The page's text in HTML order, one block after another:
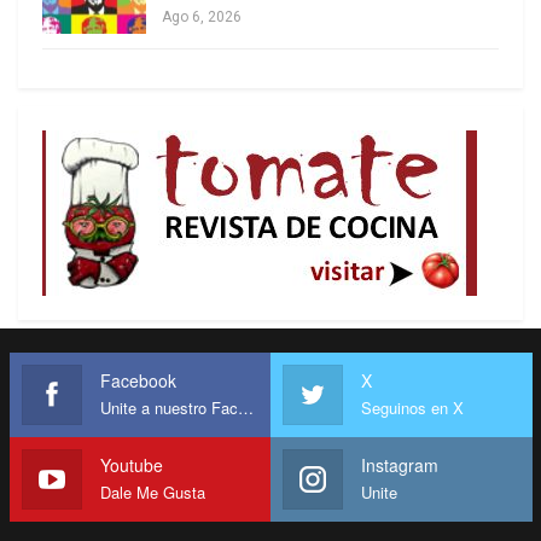
se lo va a tolerar es una pregunta cuya respuesta
nadie conoce.
*Analista político y dirigente social argentino,
Estratégico (CLAE,www.estrategia.la)
Ago 6, 2026
Facebook
Unite a nuestro Facebook
X
Seguinos en X
Youtube
Dale Me Gusta
Instagram
Unite